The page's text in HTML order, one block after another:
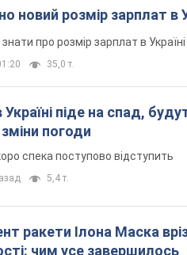
новий розмір зарплат в
про розмір зарплат в Україні
35,0 т.
Україні піде на спад,
погоди
спека поступово відступить
5,4 т.
ракети Ілона Маска
чим усе завершилось